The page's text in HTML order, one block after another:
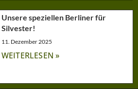
Unsere speziellen Berliner für
Silvester!
11. Dezember 2025
WEITERLESEN »